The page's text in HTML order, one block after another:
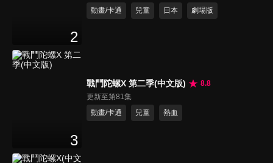
2
動畫/卡通 兒童 日本 劇場版
3
戰鬥陀螺X 第二季(中文版)
8.8
更新至第81集
動畫/卡通
兒童 熱血